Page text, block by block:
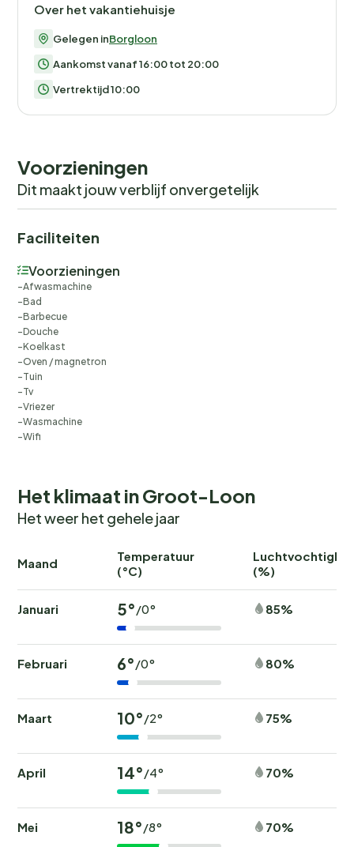
Over het vakantiehuisje
Gelegen inBorgloon
Aankomst vanaf 16:00 tot 20:00
Vertrektijd 10:00
Voorzieningen
Dit maakt jouw verblijf onvergetelijk
Faciliteiten
Voorzieningen
Afwasmachine
Bad
Barbecue
Douche
Koelkast
Oven / magnetron
Tuin
Tv
Vriezer
Wasmachine
Wifi
Het klimaat in Groot-Loon
Het weer het gehele jaar
Maand
Temperatuur
(°C)
(%)
Januari 5°/0° 85%
Februari 6°/0° 80%
Maart 10°/2° 75%
April 14°/4° 70%
Mei 18°/8° 70%